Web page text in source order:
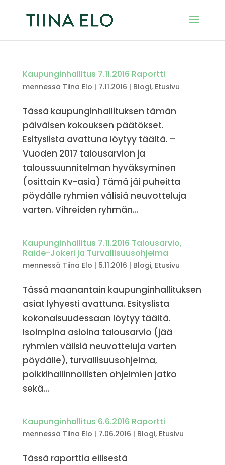
Kaupunginhallitus 7.11.2016 Raportti
mennessä Tiina Elo | 7.11.2016 | Blogi, Etusivu
Tässä kaupunginhallituksen tämän
päiväisen kokouksen päätökset.
Esityslista avattuna löytyy täältä. –
Vuoden 2017 talousarvion ja
taloussuunnitelman hyväksyminen
(osittain Kv-asia) Tämä jäi puheitta
pöydälle ryhmien välisiä neuvotteluja
varten. Vihreiden ryhmän...
Kaupunginhallitus 7.11.2016 Talousarvio,
Raide-Jokeri ja Turvallisuusohjelma
mennessä Tiina Elo | 5.11.2016 | Blogi, Etusivu
Tässä maanantain kaupunginhallituksen
asiat lyhyesti avattuna. Esityslista
kokonaisuudessaan löytyy täältä.
Isoimpina asioina talousarvio (jää
ryhmien välisiä neuvotteluja varten
pöydälle), turvallisuusohjelma,
poikkihallinnollisten ohjelmien jatko
sekä...
Kaupunginhallitus 6.6.2016 Raportti
mennessä Tiina Elo | 7.06.2016 | Blogi, Etusivu
Tässä raporttia eilisestä